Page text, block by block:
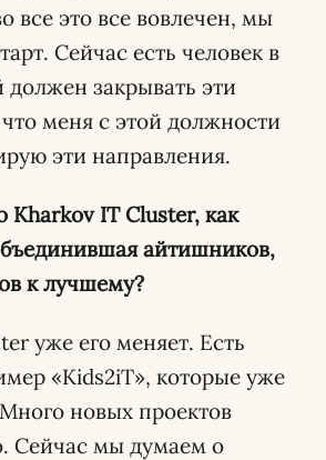
все это все вовлечен, мы
Сейчас есть человек в
должен закрывать эти
меня с этой должности
эти направления.
Kharkov IT Cluster, как
айтишников,
к лучшему?
уже его меняет. Есть
«Kids2iT», которые уже
новых проектов
Сейчас мы думаем о